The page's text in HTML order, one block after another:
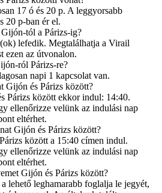
17 ó és 20 p. A leggyorsabb
20 p-ban ér el.
tól a Párizs-ig?
lefedik. Megtalálhatja a Virail
ezen az útvonalon.
ról Párizs-re?
napi 1 kapcsolat van.
Gijón és Párizs között?
Párizs között ekkor indul: 14:40.
ellenőrizze velünk az indulási nap
eltérhet.
Gijón és Párizs között?
között a 15:40 címen indul.
ellenőrizze velünk az indulási nap
eltérhet.
Gijón és Párizs között?
lehető leghamarabb foglalja le jegyét,